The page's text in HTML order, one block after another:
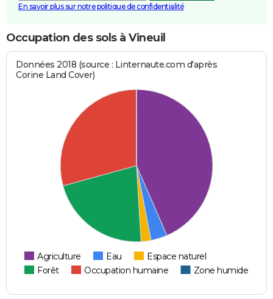
En savoir plus sur notre politique de confidentialité
Occupation des sols à Vineuil
Données 2018 (source : Linternaute.com d'après
Corine Land Cover)
Agriculture Eau
Espace naturel
Forêt
Occupation humaine Zone humide